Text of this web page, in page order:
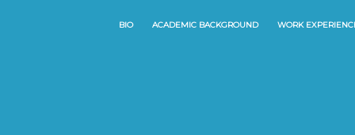
BIO ACADEMIC BACKGROUND WORK